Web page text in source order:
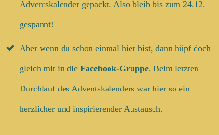
Adventskalender gepackt. Also bleib bis zum 24.12.
gespannt!
Aber wenn du schon einmal hier bist, dann hüpf doch
gleich mit in die Facebook-Gruppe. Beim letzten
Durchlauf des Adventskalenders war hier so ein
herzlicher und inspirierender Austausch.